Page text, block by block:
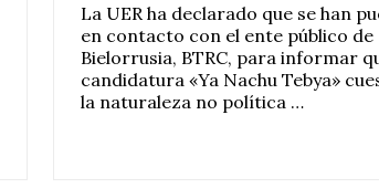
La UER ha declarado que se han
en contacto con el ente público de
Bielorrusia, BTRC, para informar
candidatura «Ya Nachu Tebya»
la naturaleza no política …